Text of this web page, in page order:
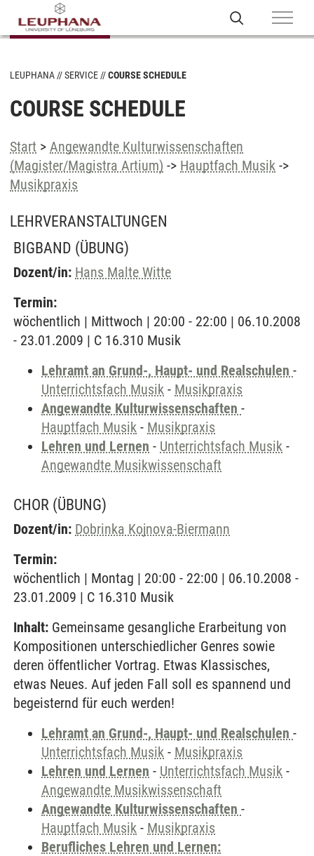
LEUPHANA SERVICE COURSE SCHEDULE
COURSE SCHEDULE
Start > Angewandte Kulturwissenschaften
(Magister/Magistra Artium) -> Hauptfach Musik ->
Musikpraxis
LEHRVERANSTALTUNGEN
BIGBAND (ÜBUNG)
Dozent/in: Hans Malte Witte
Termin:
wöchentlich | Mittwoch | 20:00 - 22:00 | 06.10.2008
- 23.01.2009 | C 16.310 Musik
Lehramt an Grund-, Haupt- und Realschulen -
Unterrichtsfach Musik - Musikpraxis
Angewandte Kulturwissenschaften -
Hauptfach Musik - Musikpraxis
Lehren und Lernen - Unterrichtsfach Musik -
Angewandte Musikwissenschaft
CHOR (ÜBUNG)
Dozent/in: Dobrinka Kojnova-Biermann
Termin:
wöchentlich | Montag | 20:00 - 22:00 | 06.10.2008 -
23.01.2009 | C 16.310 Musik
Inhalt: Gemeinsame gesangliche Erarbeitung von
Kompositionen unterschiedlicher Genres sowie
deren öffentlicher Vortrag. Etwas Klassisches,
etwas Neues. Auf jeden Fall soll es spannend und
begeisternd für euch werden!
Lehramt an Grund-, Haupt- und Realschulen -
Unterrichtsfach Musik - Musikpraxis
Lehren und Lernen - Unterrichtsfach Musik -
Angewandte Musikwissenschaft
Angewandte Kulturwissenschaften -
Hauptfach Musik - Musikpraxis
Berufliches Lehren und Lernen: